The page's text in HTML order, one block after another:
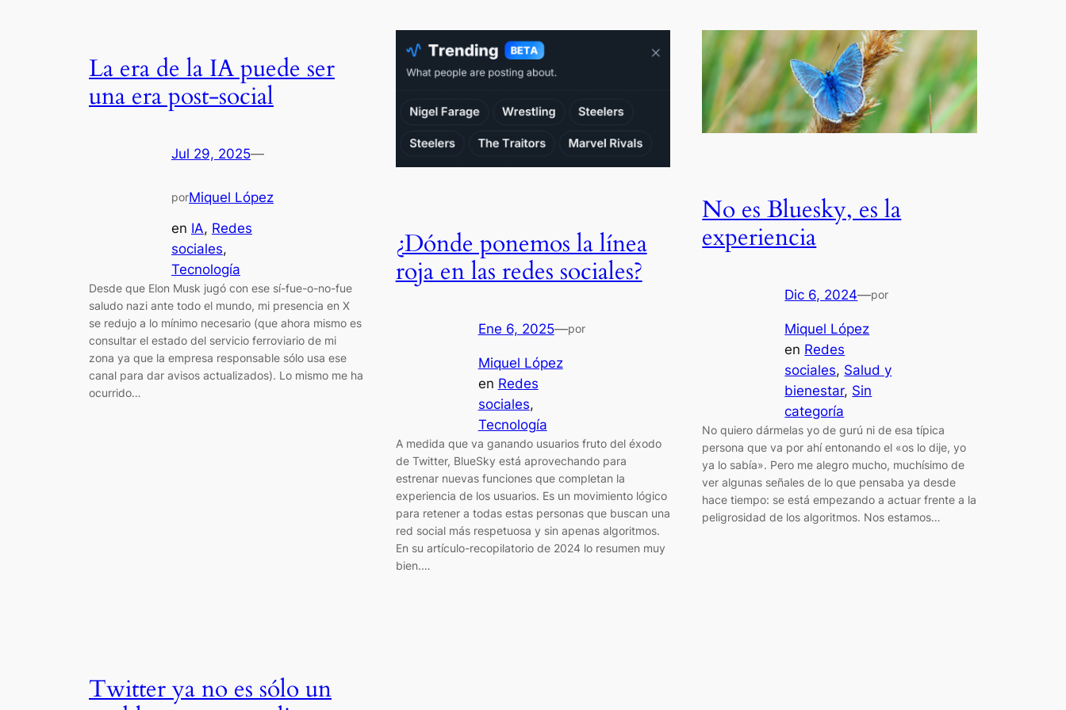
La era de la IA puede ser
una era post-social
Jul 29, 2025—
porMiquel López
en IA, Redes
sociales
Tecnología
Desde que Elon Musk jugó con ese sí-fue-o-no-fue
saludo nazi ante todo el mundo, mi presencia en X
se redujo a lo mínimo necesario (que ahora mismo es
consultar el estado del servicio ferroviario de mi
zona ya que la empresa responsable sólo usa ese
canal para dar avisos actualizados). Lo mismo me ha
ocurrido…
¿Dónde ponemos la línea
roja en las redes sociales?
Ene 6, 2025—por
Miquel López
en Redes
sociales
Tecnología
A medida que va ganando usuarios fruto del éxodo
de Twitter, BlueSky está aprovechando para
estrenar nuevas funciones que completan la
experiencia de los usuarios. Es un movimiento lógico
para retener a todas estas personas que buscan una
red social más respetuosa y sin apenas algoritmos.
En su artículo-recopilatorio de 2024 lo resumen muy
bien.…
No es Bluesky, es la
experiencia
Dic 6, 2024—por
Miquel López
en Redes
sociales, Salud y
bienestar, Sin
categoría
No quiero dármelas yo de gurú ni de esa típica
persona que va por ahí entonando el «os lo dije, yo
ya lo sabía». Pero me alegro mucho, muchísimo de
ver algunas señales de lo que pensaba ya desde
hace tiempo: se está empezando a actuar frente a la
peligrosidad de los algoritmos. Nos estamos…
Twitter ya no es sólo un